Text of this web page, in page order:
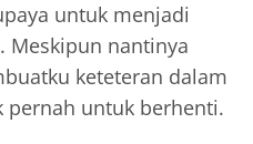
untuk menjadi
Meskipun nantinya
keteteran dalam
untuk berhenti.